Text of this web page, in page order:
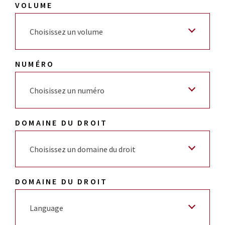
VOLUME
Choisissez un volume
NUMÉRO
Choisissez un numéro
DOMAINE DU DROIT
Choisissez un domaine du droit
DOMAINE DU DROIT
Language